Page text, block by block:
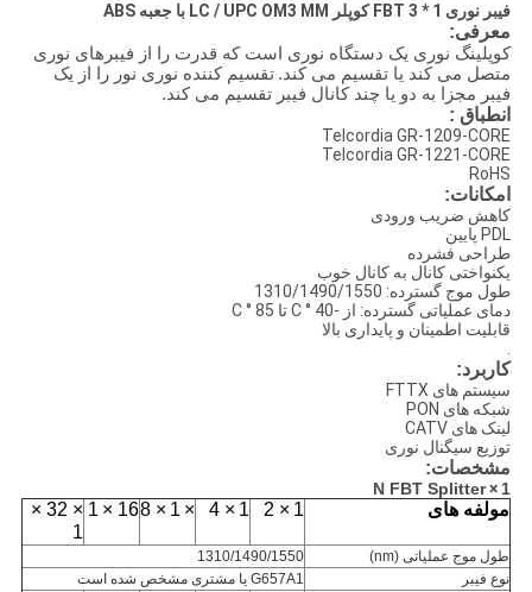
فیبر نوری 1 * 3 FBT کوپلر LC / UPC OM3 MM با جعبه ABS
معرفی:
کوپلینگ نوری یک دستگاه نوری است که قدرت را از فیبرهای نوری
متصل می کند یا تقسیم می کند. تقسیم کننده نوری نور را از یک
فیبر مجزا به دو یا چند کانال فیبر تقسیم می کند.
انطباق :
Telcordia GR-1209-CORE
Telcordia GR-1221-CORE
RoHS
امکانات:
کاهش ضریب ورودی
PDL پایین
طراحی فشرده
یکنواختی کانال به کانال خوب
طول موج گسترده: 1310/1490/1550
دمای عملیاتی گسترده: از -40 ° C تا 85 ° C
قابلیت اطمینان و پایداری بالا
.
کاربرد:
سیستم های FTTX
شبکه های PON
لینک های CATV
توزیع سیگنال نوری
مشخصات:
1
×
N FBT Splitter
مولفه های 1
× 2
1
× 4
×
1
× 8
16 ×
1
× 32 ×
1
طول موج عملیاتی (nm)
1310/1490/1550
نوع فیبر
G657A1 یا مشتری مشخص شده است